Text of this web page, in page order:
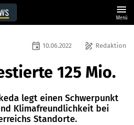
menu
Menü
draw Redaktion
event 10.06.2022
125 Mio.
legt einen Schwerpunkt
Klimafreundlichkeit bei
Standorte.